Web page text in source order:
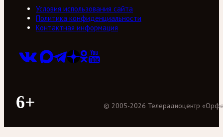
Условия использования сайта
Политика конфиденциальности
Контактная информация
6+ © 2005-2026 Телерадиоцентр